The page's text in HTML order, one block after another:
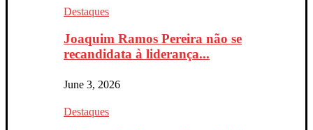
Destaques
Joaquim Ramos Pereira não se
recandidata à liderança...
June 3, 2026
Destaques